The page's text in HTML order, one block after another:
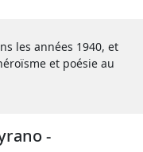
les années 1940, et
et poésie au
-